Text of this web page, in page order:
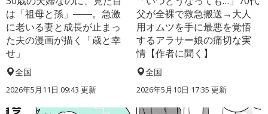
は「祖母と孫」――。急激
に老いる妻と成長が止まっ
た夫の漫画が描く「歳と幸
せ」
全国
2026年5月11日 09:43 更新
父が全裸で救急搬送→大人
用オムツを手に最悪を覚悟
するアラサー娘の痛切な実
情【作者に聞く】
全国
2026年5月10日 17:35 更新